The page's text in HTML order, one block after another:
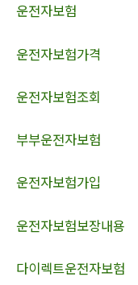
운전자보험
운전자보험가격
운전자보험조회
부부운전자보험
운전자보험가입
운전자보험보장내용
다이렉트운전자보험